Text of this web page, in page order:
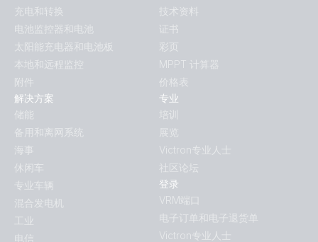
充电和转换
电池监控器和电池
太阳能充电器和电池板
本地和远程监控
附件
解决方案
储能
备用和离网系统
海事
休闲车
专业车辆
混合发电机
工业
电信
技术资料
证书
彩页
MPPT 计算器
价格表
专业
培训
展览
Victron专业人士
社区论坛
登录
VRM端口
电子订单和电子退货单
Victron专业人士